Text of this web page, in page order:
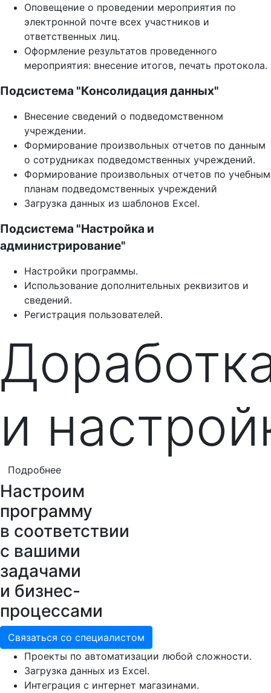
Оповещение о проведении мероприятия по
электронной почте всех участников и
ответственных лиц.
Оформление результатов проведенного
мероприятия: внесение итогов, печать протокола.
Подсистема "Консолидация данных"
Внесение сведений о подведомственном
учреждении.
Формирование произвольных отчетов по данным
о сотрудниках подведомственных учреждений.
Формирование произвольных отчетов по учебным
планам подведомственных учреждений
Загрузка данных из шаблонов Excel.
Подсистема "Настройка и
администрирование"
Настройки программы.
Использование дополнительных реквизитов и
сведений.
Регистрация пользователей.
и
Подробнее
Настроим
программу
в соответствии
с вашими
задачами
и бизнес-
процессами
Связаться со специалистом
Проекты по автоматизации любой сложности.
Загрузка данных из Excel.
Интеграция с интернет магазинами.